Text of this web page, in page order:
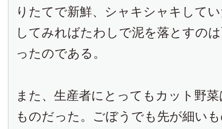
りたてで新鮮、シャキシャキして
してみればたわしで泥を落とすの
ったのである。
また、生産者にとってもカット野
ものだった。ごぼうでも先が細い